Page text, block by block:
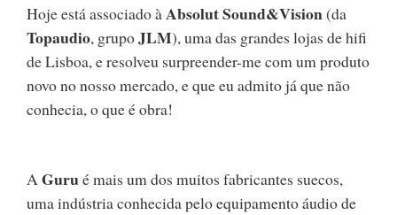
Hoje está associado àAbsolut Sound&Vision(da
Topaudio, grupoJLM), uma das grandes lojas de hifi
de Lisboa, e resolveu surpreender-me com um produto
novo no nosso mercado, e que eu admito já que não
conhecia, o que é obra!
AGurué mais um dos muitos fabricantes suecos,
uma indústria conhecida pelo equipamento áudio de